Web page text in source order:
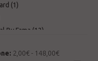
(1)
By Fama (12)
(3)
2,00€ - 148,00€